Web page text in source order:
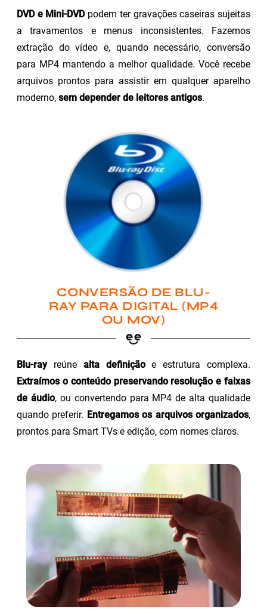
DVD e Mini-DVDpodem ter gravações caseiras sujeitas
a travamentos e menus inconsistentes. Fazemos
extração do vídeo e, quando necessário, conversão
para MP4 mantendo a melhor qualidade. Você recebe
arquivos prontos para assistir em qualquer aparelho
moderno, sem depender de leitores antigos.
CONVERSÃO DE BLU-
RAY PARA DIGITAL (MP4
OU MOV)
Blu-rayreúne alta definiçãoe estrutura complexa.
Extraímos o conteúdo preservando resolução e faixas
de áudio, ou convertendo para MP4 de alta qualidade
quando preferir. Entregamos os arquivos organizados,
prontos para Smart TVs e edição, com nomes claros.